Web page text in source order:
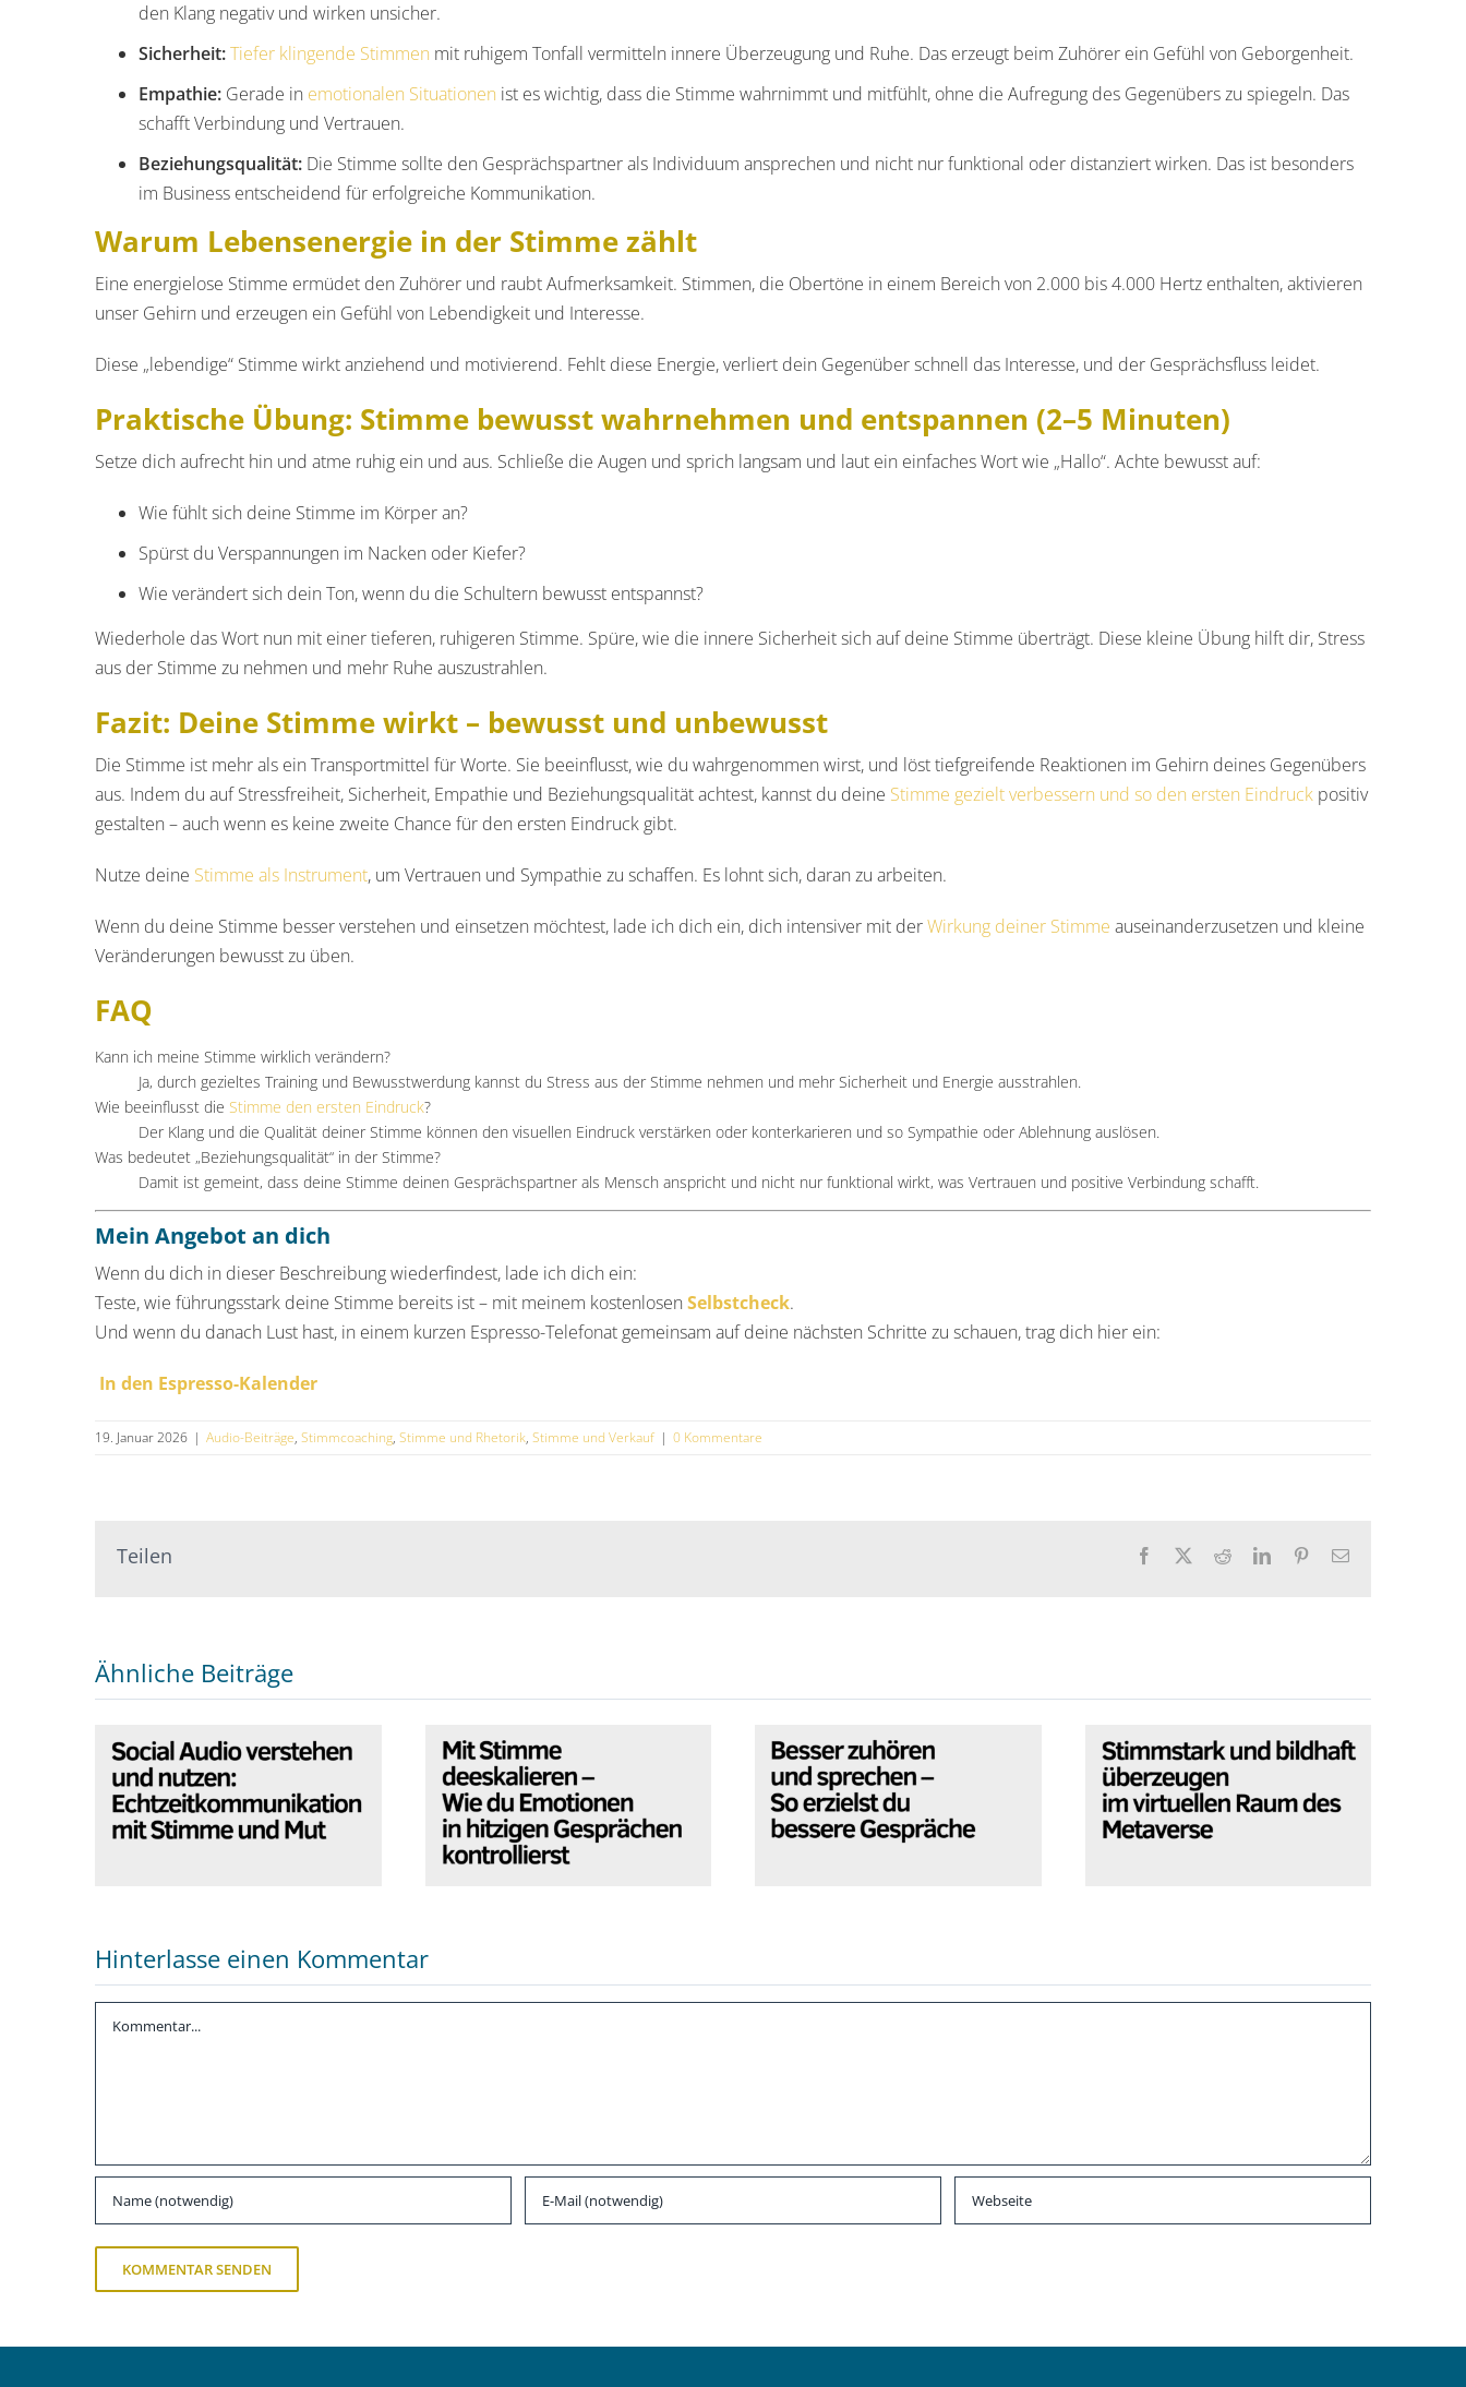
den Klang negativ und wirken unsicher.
Sicherheit:Tiefer klingende Stimmen mit ruhigem Tonfall vermitteln innere Überzeugung und Ruhe. Das erzeugt beim Zuhörer ein Gefühl von Geborgenheit.
Empathie: Gerade in emotionalen Situationen ist es wichtig, dass die Stimme wahrnimmt und mitfühlt, ohne die Aufregung des Gegenübers zu spiegeln. Das
schafft Verbindung und Vertrauen.
Beziehungsqualität: Die Stimme sollte den Gesprächspartner als Individuum ansprechen und nicht nur funktional oder distanziert wirken. Das ist besonders
im Business entscheidend für erfolgreiche Kommunikation.
Warum Lebensenergie in der Stimme zählt
Eine energielose Stimme ermüdet den Zuhörer und raubt Aufmerksamkeit. Stimmen, die Obertöne in einem Bereich von 2.000 bis 4.000 Hertz enthalten, aktivieren
unser Gehirn und erzeugen ein Gefühl von Lebendigkeit und Interesse.
Diese „lebendige“ Stimme wirkt anziehend und motivierend. Fehlt diese Energie, verliert dein Gegenüber schnell das Interesse, und der Gesprächsfluss leidet.
Praktische Übung: Stimme bewusst wahrnehmen und entspannen (2–5 Minuten)
Setze dich aufrecht hin und atme ruhig ein und aus. Schließe die Augen und sprich langsam und laut ein einfaches Wort wie „Hallo“. Achte bewusst auf:
Wie fühlt sich deine Stimme im Körper an?
Spürst du Verspannungen im Nacken oder Kiefer?
Wie verändert sich dein Ton, wenn du die Schultern bewusst entspannst?
Wiederhole das Wort nun mit einer tieferen, ruhigeren Stimme. Spüre, wie die innere Sicherheit sich auf deine Stimme überträgt. Diese kleine Übung hilft dir, Stress
aus der Stimme zu nehmen und mehr Ruhe auszustrahlen.
Fazit: Deine Stimme wirkt – bewusst und unbewusst
Die Stimme ist mehr als ein Transportmittel für Worte. Sie beeinflusst, wie du wahrgenommen wirst, und löst tiefgreifende Reaktionen im Gehirn deines Gegenübers
aus. Indem du auf Stressfreiheit, Sicherheit, Empathie und Beziehungsqualität achtest, kannst du deine Stimme gezielt verbessern und so den ersten Eindruck positiv
gestalten – auch wenn es keine zweite Chance für den ersten Eindruck gibt.
Nutze deine Stimme als Instrument, um Vertrauen und Sympathie zu schaffen. Es lohnt sich, daran zu arbeiten.
Wenn du deine Stimme besser verstehen und einsetzen möchtest, lade ich dich ein, dich intensiver mit derWirkung deiner Stimme auseinanderzusetzen und kleine
Veränderungen bewusst zu üben.
FAQ
Kann ich meine Stimme wirklich verändern?
Ja, durch gezieltes Training und Bewusstwerdung kannst du Stress aus der Stimme nehmen und mehr Sicherheit und Energie ausstrahlen.
Wie beeinflusst die Stimme den ersten Eindruck?
Der Klang und die Qualität deiner Stimme können den visuellen Eindruck verstärken oder konterkarieren und so Sympathie oder Ablehnung auslösen.
Was bedeutet „Beziehungsqualität“ in der Stimme?
Damit ist gemeint, dass deine Stimme deinen Gesprächspartner als Mensch anspricht und nicht nur funktional wirkt, was Vertrauen und positive Verbindung schafft.
Mein Angebot an dich
Wenn du dich in dieser Beschreibung wiederfindest, lade ich dich ein:
Teste, wie führungsstark deine Stimme bereits ist – mit meinem kostenlosen Selbstcheck.
Und wenn du danach Lust hast, in einem kurzen Espresso-Telefonat gemeinsam auf deine nächsten Schritte zu schauen, trag dich hier ein:
In den Espresso-Kalender
19. Januar 2026 | Audio-Beiträge, Stimmcoaching, Stimme und Rhetorik, Stimme und Verkauf | 0 Kommentare
Teilen Facebook RedditLinkedInPinterest
E-
Ähnliche Beiträge
Social Audio verstehen
und nutzen:
Echtzeitkommunikation
Mit Stimme deeskalieren
– Wie du Emotionen in
hitzigen Gesprächen
kontrollierst
Besser zuhören und
sprechen – So erzielst du
bessere Gespräche
Stimmstark und bildhaft
überzeugen im virtuellen
Hinterlasse einen Kommentar